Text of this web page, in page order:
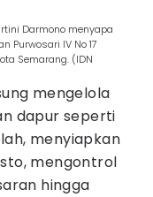
Darmono menyapa
Purwosari IV No 17
Semarang. (IDN
mengelola
dapur seperti
menyiapkan
mengontrol
hingga